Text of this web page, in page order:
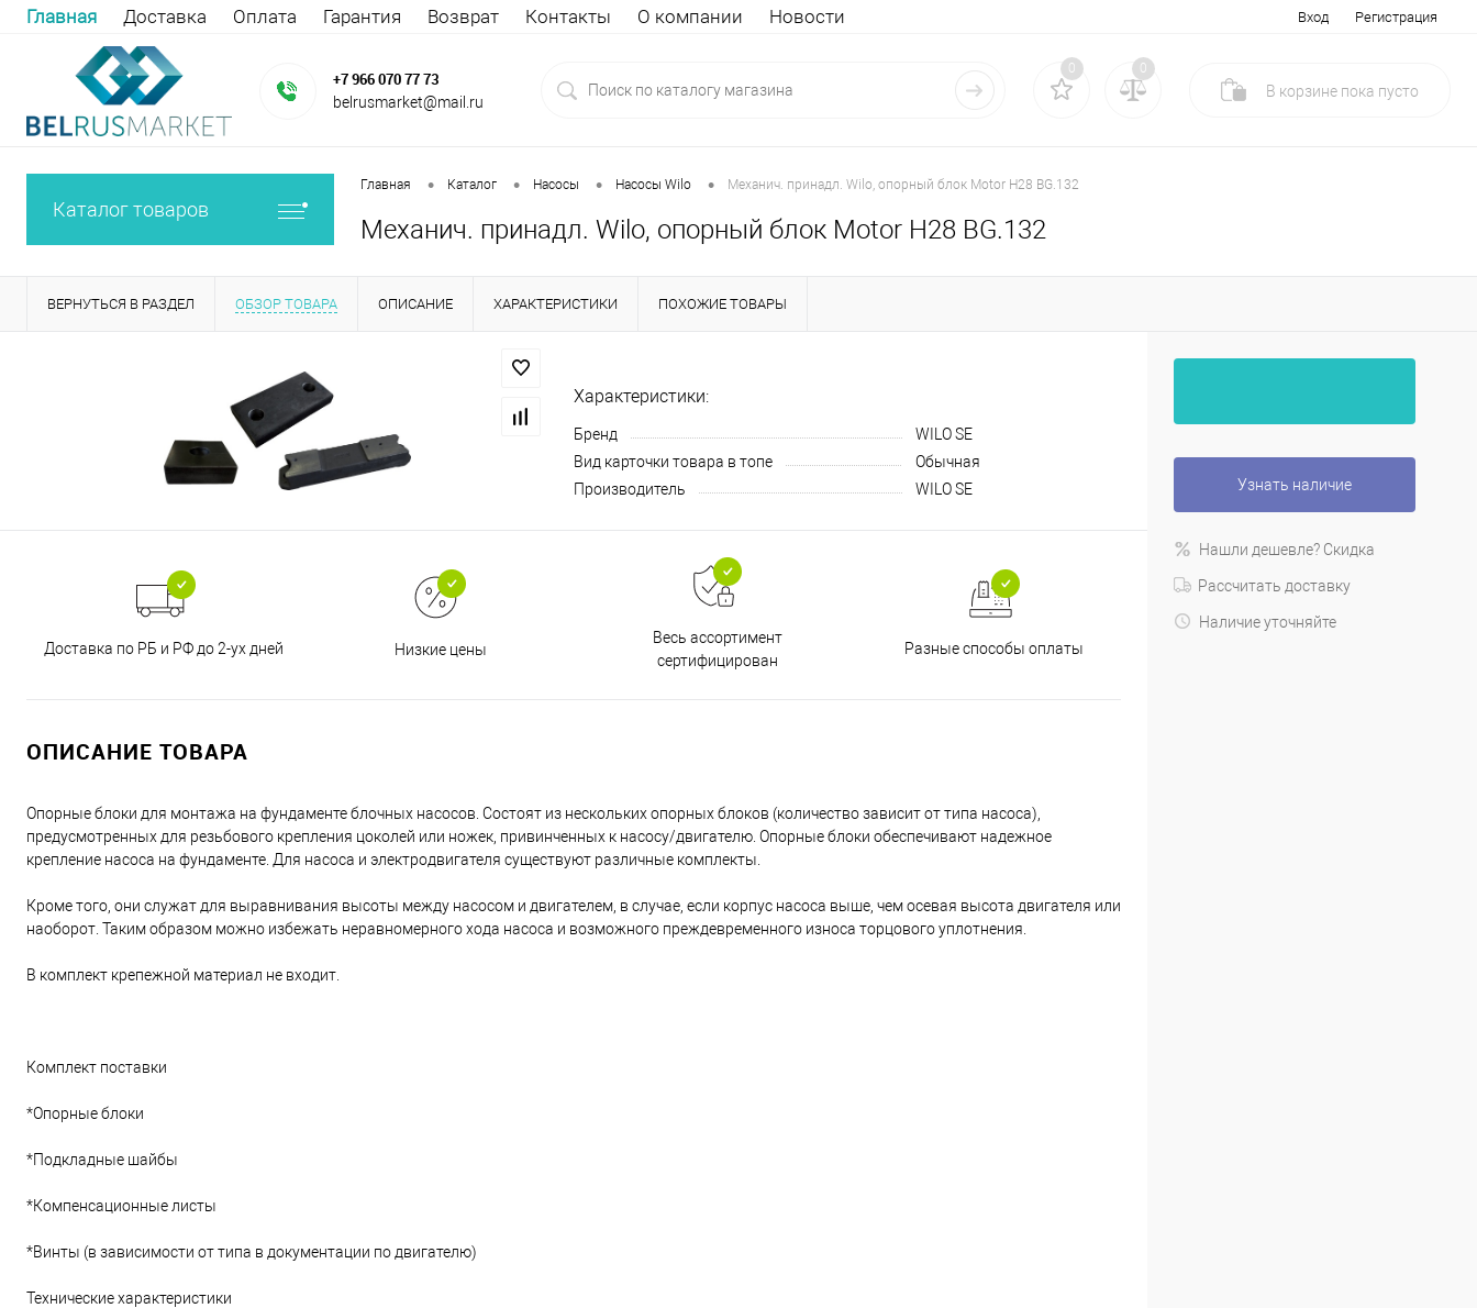
Главная Доставка Оплата Гарантия Возврат Контакты О компании Новости Вход Регистрация
+7 966 070 77 73
belrusmarket@mail.ru
0 0
В корзине пока пусто
Каталог товаров
Главная • Каталог • Насосы • Насосы Wilo • Механич. принадл. Wilo, опорный блок Motor H28 BG.132
Механич. принадл. Wilo, опорный блок Motor H28 BG.132
ВЕРНУТЬСЯ В РАЗДЕЛ ОБЗОР ТОВАРА ОПИСАНИЕ ХАРАКТЕРИСТИКИ ПОХОЖИЕ ТОВАРЫ
Характеристики:
Бренд
WILO SE
Вид карточки товара в топе
Обычная
Производитель
WILO SE
Доставка по РБ и РФ до 2-ух дней Низкие цены
Весь ассортимент
сертифицирован
Разные способы оплаты
ОПИСАНИЕ ТОВАРА
Опорные блоки для монтажа на фундаменте блочных насосов. Состоят из нескольких опорных блоков (количество зависит от типа насоса),
предусмотренных для резьбового крепления цоколей или ножек, привинченных к насосу/двигателю. Опорные блоки обеспечивают надежное
крепление насоса на фундаменте. Для насоса и электродвигателя существуют различные комплекты.
Кроме того, они служат для выравнивания высоты между насосом и двигателем, в случае, если корпус насоса выше, чем осевая высота двигателя или
наоборот. Таким образом можно избежать неравномерного хода насоса и возможного преждевременного износа торцового уплотнения.
В комплект крепежной материал не входит.
Комплект поставки
*Опорные блоки
*Подкладные шайбы
*Компенсационные листы
*Винты (в зависимости от типа в документации по двигателю)
Технические характеристики
Узнать наличие
Нашли дешевле? Скидка
Рассчитать доставку
Наличие уточняйте